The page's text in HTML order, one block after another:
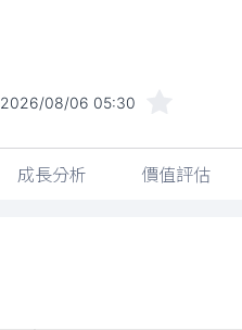
2026/08/06 05:30
成長分析 價值評估